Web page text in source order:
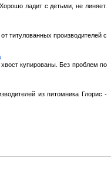
ладит с детьми, не линяет.
титулованных производителей с
купированы. Без проблем по
из питомника Глорис -